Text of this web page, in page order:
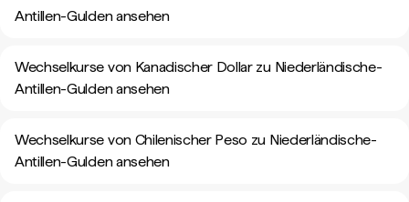
Antillen-Gulden ansehen
Wechselkurse von Kanadischer Dollar zu Niederländische-
Antillen-Gulden ansehen
Wechselkurse von Chilenischer Peso zu Niederländische-
Antillen-Gulden ansehen